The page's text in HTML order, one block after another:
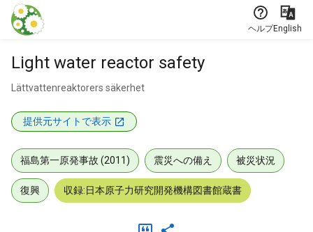
本文に飛ぶ
ヘルプEnglish
Light water reactor safety
Lättvattenreaktorers säkerhet
提供元サイトで表示
福島第一原発事故 (2011) 震災への備え 被災状況
復興 収録:日本原子力研究開発機構図書館蔵書